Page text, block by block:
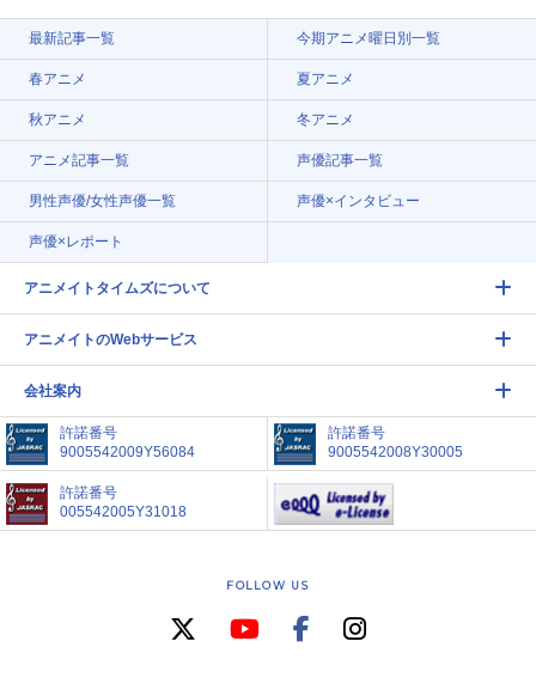
最新記事一覧 今期アニメ曜日別一覧
春アニメ 夏アニメ
秋アニメ 冬アニメ
アニメ記事一覧 声優記事一覧
男性声優/女性声優一覧 声優×インタビュー
声優×レポート
アニメイトタイムズについて
アニメイトのWebサービス
会社案内
許諾番号
9005542009Y56084
許諾番号
9005542008Y30005
許諾番号
005542005Y31018
FOLLOW US